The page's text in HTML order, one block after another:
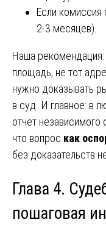
Если комиссия
2-3 месяцев).
Наша рекомендация:
площадь, не тот
нужно доказывать
в суд. И главное: в
отчет
что вопрос как
без доказательств
Глава 4.
пошаговая